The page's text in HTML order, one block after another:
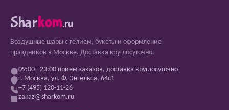
Sharkom.ru
Воздушные шары с гелием, букеты и оформление
праздников в Москве. Доставка круглосуточно.
09:00 - 23:00 прием заказов, доставка круглосуточно
г. Москва, ул. Ф. Энгельса, 64с1
+7 (495) 120-11-26
zakaz@sharkom.ru